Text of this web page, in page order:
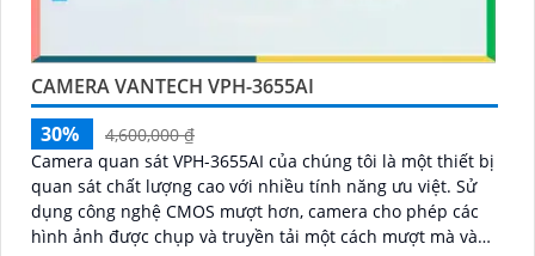
CAMERA VANTECH VPH-3655AI
30%
4,600,000 ₫
Camera quan sát VPH-3655AI của chúng tôi là một thiết bị
quan sát chất lượng cao với nhiều tính năng ưu việt. Sử
dụng công nghệ CMOS mượt hơn, camera cho phép các
hình ảnh được chụp và truyền tải một cách mượt mà và